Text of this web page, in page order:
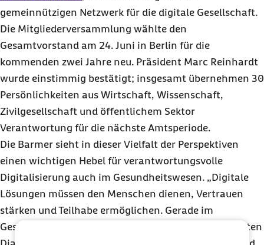
gemeinnützigen Netzwerk für die digitale Gesellschaft.
Die Mitgliederversammlung wählte den
Gesamtvorstand am 24. Juni in Berlin für die
kommenden zwei Jahre neu. Präsident Marc Reinhardt
wurde einstimmig bestätigt; insgesamt übernehmen 30
Persönlichkeiten aus Wirtschaft, Wissenschaft,
Zivilgesellschaft und öffentlichem Sektor
Verantwortung für die nächste Amtsperiode.
Die Barmer sieht in dieser Vielfalt der Perspektiven
einen wichtigen Hebel für verantwortungsvolle
Digitalisierung auch im Gesundheitswesen. „Digitale
Lösungen müssen den Menschen dienen, Vertrauen
stärken und Teilhabe ermöglichen. Gerade im
Gesundheitsbereich braucht es einen werteorientierten